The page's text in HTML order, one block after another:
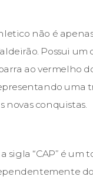
não é
Possui
ao vermelho
uma
novas conquistas.
sigla “CAP” é